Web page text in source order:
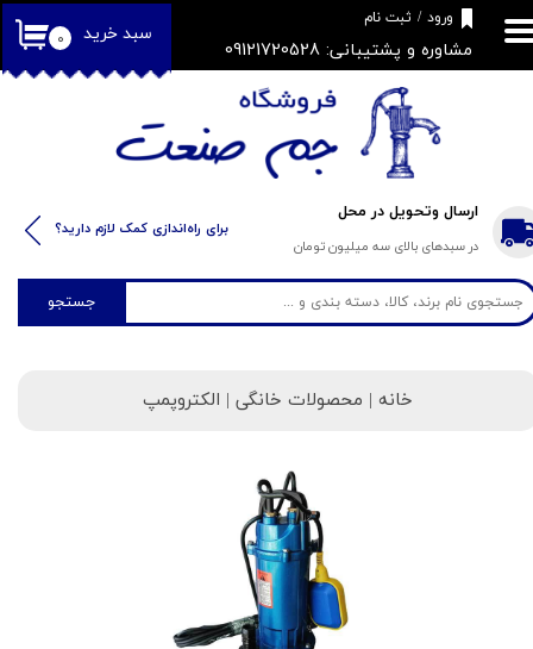
جستجو
ارسال وتحویل در محل
در سبدهای بالای سه میلیون تومان
مشاوره و پشتیبانی: 09121720528 ۰ سبد خرید
ورود / ثبت نام
حساب کاربری من
تغییر گذر واژه
خروج از حساب کاربری
​​برای راه‌اندازی کمک لازم دارید؟
خانه| محصولات خانگی | الکتروپمپ